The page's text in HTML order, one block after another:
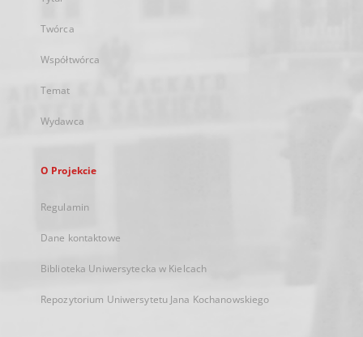
Twórca
Współtwórca
Temat
Wydawca
O Projekcie
Regulamin
Dane kontaktowe
Biblioteka Uniwersytecka w Kielcach
Repozytorium Uniwersytetu Jana Kochanowskiego